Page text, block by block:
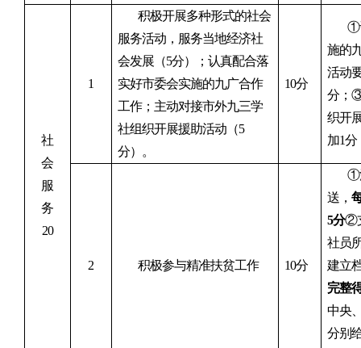
社
会
服
务
20
1
积极开展多种形式的社会
服务活动，服务当地经济社
会发展（5分）
；认真配合落
实好市委会实施的九广合作
工作；主动对接市外九三学
社组织开展援助活动（5
分） 。
10分
①
施的
活动
分；
织开
加1分
2 积极参与精准扶贫工作 10分
①
送 ，
5分②
社员
建立
完整
中央
分别